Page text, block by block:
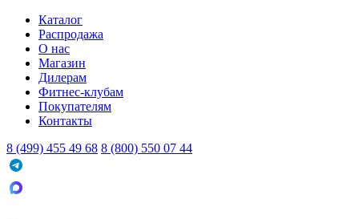
Каталог
Распродажа
О нас
Магазин
Дилерам
Фитнес-клубам
Покупателям
Контакты
8 (499) 455 49 68 8 (800) 550 07 44